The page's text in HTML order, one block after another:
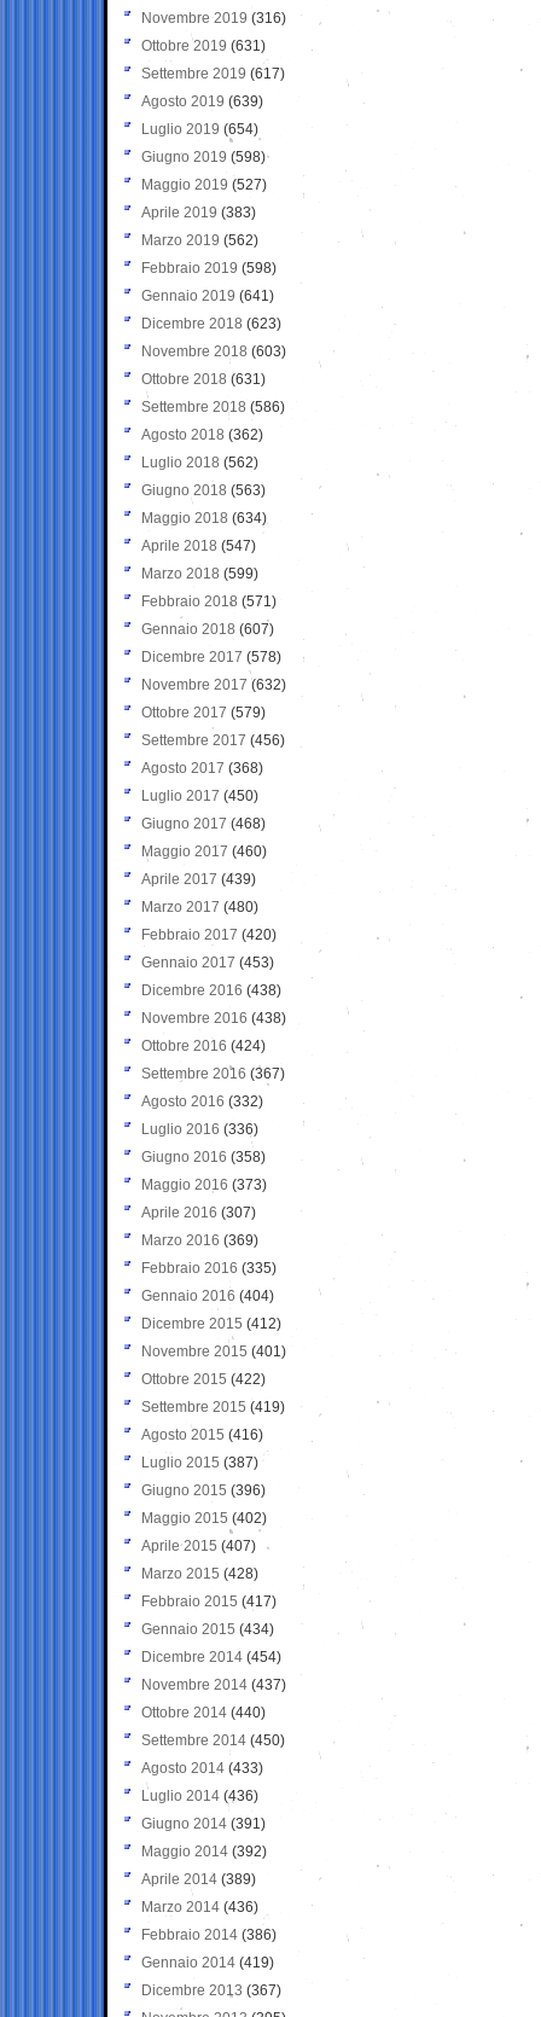
Novembre 2019 (316)
Ottobre 2019 (631)
Settembre 2019 (617)
Agosto 2019 (639)
Luglio 2019 (654)
Giugno 2019 (598)
Maggio 2019 (527)
Aprile 2019 (383)
Marzo 2019 (562)
Febbraio 2019 (598)
Gennaio 2019 (641)
Dicembre 2018 (623)
Novembre 2018 (603)
Ottobre 2018 (631)
Settembre 2018 (586)
Agosto 2018 (362)
Luglio 2018 (562)
Giugno 2018 (563)
Maggio 2018 (634)
Aprile 2018 (547)
Marzo 2018 (599)
Febbraio 2018 (571)
Gennaio 2018 (607)
Dicembre 2017 (578)
Novembre 2017 (632)
Ottobre 2017 (579)
Settembre 2017 (456)
Agosto 2017 (368)
Luglio 2017 (450)
Giugno 2017 (468)
Maggio 2017 (460)
Aprile 2017 (439)
Marzo 2017 (480)
Febbraio 2017 (420)
Gennaio 2017 (453)
Dicembre 2016 (438)
Novembre 2016 (438)
Ottobre 2016 (424)
Settembre 2016 (367)
Agosto 2016 (332)
Luglio 2016 (336)
Giugno 2016 (358)
Maggio 2016 (373)
Aprile 2016 (307)
Marzo 2016 (369)
Febbraio 2016 (335)
Gennaio 2016 (404)
Dicembre 2015 (412)
Novembre 2015 (401)
Ottobre 2015 (422)
Settembre 2015 (419)
Agosto 2015 (416)
Luglio 2015 (387)
Giugno 2015 (396)
Maggio 2015 (402)
Aprile 2015 (407)
Marzo 2015 (428)
Febbraio 2015 (417)
Gennaio 2015 (434)
Dicembre 2014 (454)
Novembre 2014 (437)
Ottobre 2014 (440)
Settembre 2014 (450)
Agosto 2014 (433)
Luglio 2014 (436)
Giugno 2014 (391)
Maggio 2014 (392)
Aprile 2014 (389)
Marzo 2014 (436)
Febbraio 2014 (386)
Gennaio 2014 (419)
Dicembre 2013 (367)